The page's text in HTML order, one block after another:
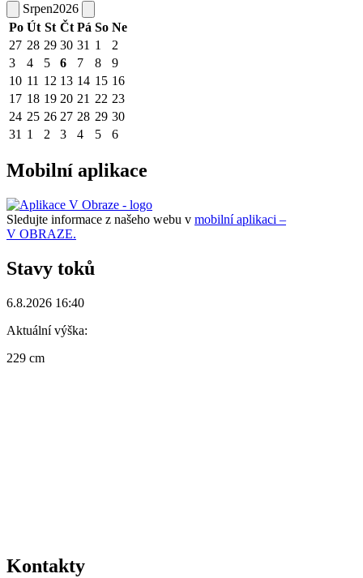
Srpen2026
Po Út St Čt Pá So Ne
27 28 29 30 31 1
2
3
4 5 6 7 8
9
10 11 12 13 14 15 16
17 18 19 20 21 22 23
24 25 26 27 28 29 30
31 1 2 3 4 5 6
Mobilní aplikace
Sledujte informace z našeho webu v mobilní aplikaci –
V OBRAZE.
Stavy toků
6.8.2026 16:40
Aktuální výška:
229 cm
Kontakty